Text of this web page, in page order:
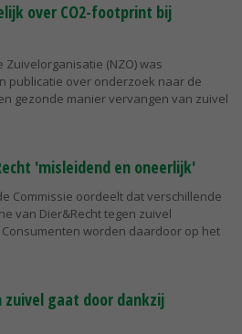
over CO2-footprint bij
Zuivelorganisatie (NZO) was
publicatie over onderzoek naar de
gezonde manier vervangen van zuivel
'misleidend en oneerlijk'
Commissie oordeelt dat verschillende
van Dier&Recht tegen zuivel
worden daardoor op het
gaat door dankzij